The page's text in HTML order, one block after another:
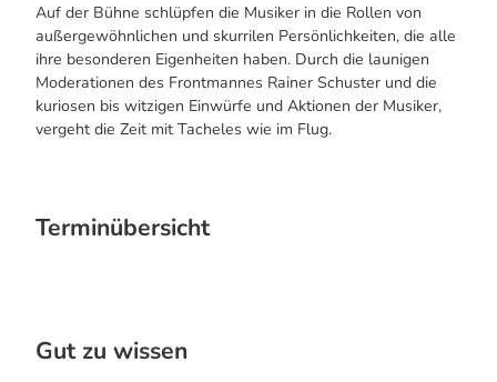
Auf der Bühne schlüpfen die Musiker in die Rollen von
außergewöhnlichen und skurrilen Persönlichkeiten, die alle
ihre besonderen Eigenheiten haben. Durch die launigen
Moderationen des Frontmannes Rainer Schuster und die
kuriosen bis witzigen Einwürfe und Aktionen der Musiker,
vergeht die Zeit mit Tacheles wie im Flug.
Terminübersicht
Gut zu wissen